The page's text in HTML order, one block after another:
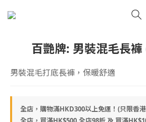
百艷牌: 男裝混毛長
男裝混毛打底長褲，保暖舒適
全店，購物滿HKD300以上免運！(只限香